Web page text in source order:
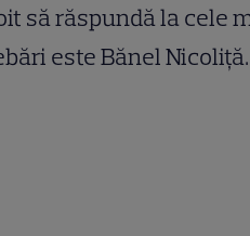
să răspundă la cele
este Bănel Nicoliță.